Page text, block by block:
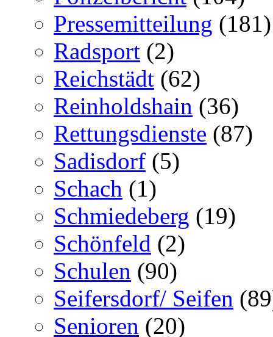
Pressemitteilung (181)
Radsport (2)
Reichstädt (62)
Reinholdshain (36)
Rettungsdienste (87)
Sadisdorf (5)
Schach (1)
Schmiedeberg (19)
Schönfeld (2)
Schulen (90)
Seifersdorf/ Seifen
Senioren (20)